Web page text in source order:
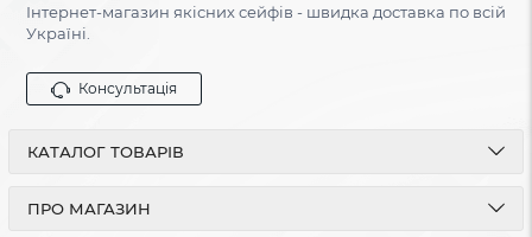
Інтернет-магазин якісних сейфів - швидка доставка по всій
Україні.
Консультація
КАТАЛОГ ТОВАРІВ
ПРО МАГАЗИН